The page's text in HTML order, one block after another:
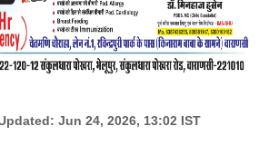
Jun 24, 2026, 13:02 IST